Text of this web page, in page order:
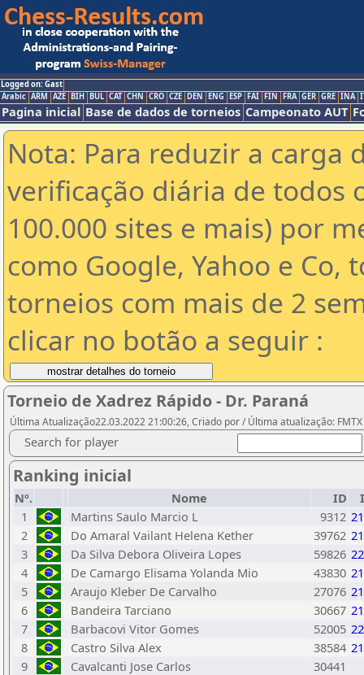
Logged on: Gast
Arabic ARM AZE BIH BUL CAT CHN CRO CZE DEN ENG ESP FAI FIN FRA GER GRE INA
Pagina inicial Base de dados de torneios Campeonato AUT
Nota: Para reduzir a carga
verificação diária de todos
100.000 sites e mais) por
como Google, Yahoo e Co,
torneios com mais de 2
clicar no botão a seguir :
Torneio de Xadrez Rápido - Dr. Paraná
Última Atualização22.03.2022 21:00:26, Criado por / Última atualização: FMTX
Search for player
Ranking inicial
Nº. Nome ID
1
Martins Saulo Marcio L 9312
2
Do Amaral Vailant Helena Kether 39762
3
Da Silva Debora Oliveira Lopes 59826
4
De Camargo Elisama Yolanda Mio 43830
5
Araujo Kleber De Carvalho 27076
6
Bandeira Tarciano 30667
7
Barbacovi Vitor Gomes 52005
8
Castro Silva Alex 38584
9
Cavalcanti Jose Carlos
30441